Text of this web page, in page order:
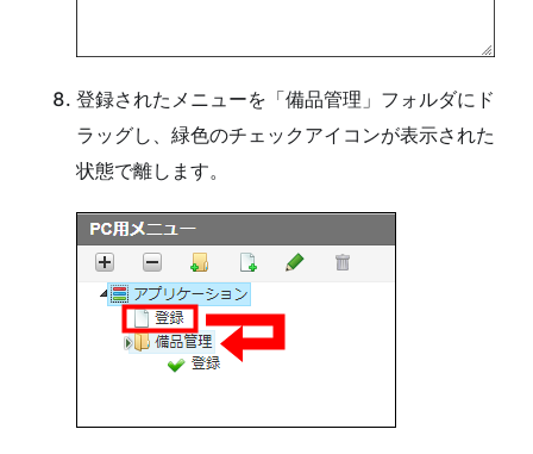
登録されたメニューを「備品管理」フォルダにド
ラッグし、緑色のチェックアイコンが表示された
状態で離します。